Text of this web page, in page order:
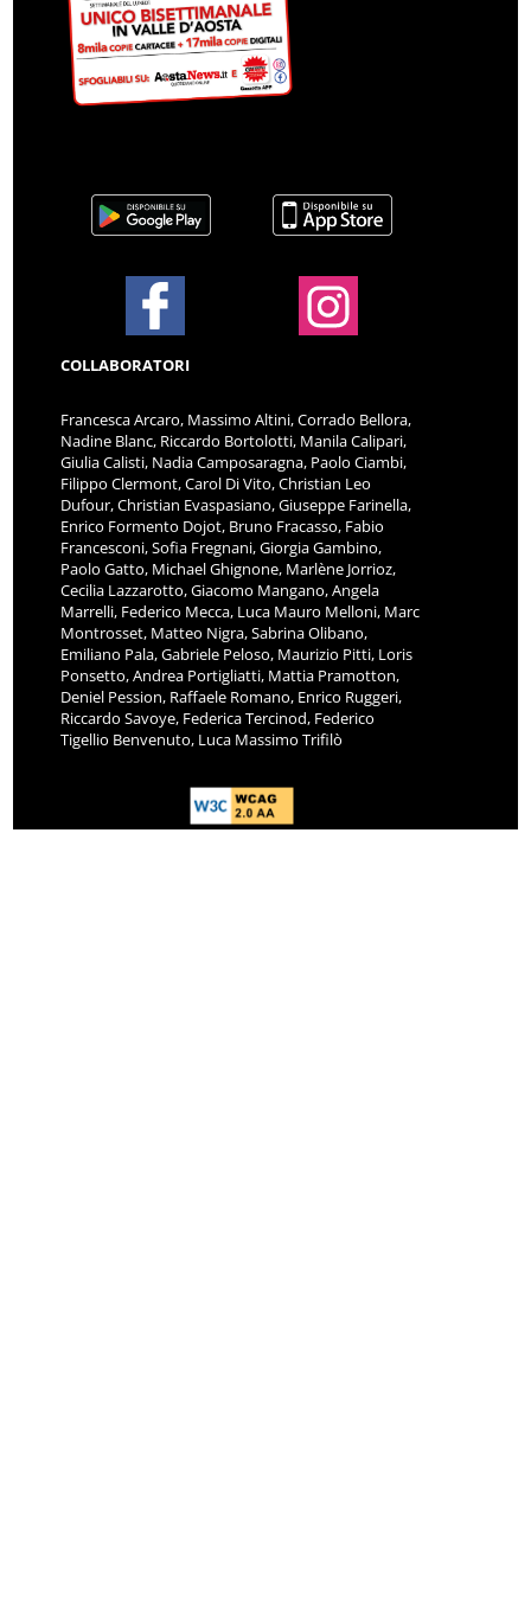
COLLABORATORI
Francesca Arcaro, Massimo Altini, Corrado Bellora,
Nadine Blanc, Riccardo Bortolotti, Manila Calipari,
Giulia Calisti, Nadia Camposaragna, Paolo Ciambi,
Filippo Clermont, Carol Di Vito, Christian Leo
Dufour, Christian Evaspasiano, Giuseppe Farinella,
Enrico Formento Dojot, Bruno Fracasso, Fabio
Francesconi, Sofia Fregnani, Giorgia Gambino,
Paolo Gatto, Michael Ghignone, Marlène Jorrioz,
Cecilia Lazzarotto, Giacomo Mangano, Angela
Marrelli, Federico Mecca, Luca Mauro Melloni, Marc
Montrosset, Matteo Nigra, Sabrina Olibano,
Emiliano Pala, Gabriele Peloso, Maurizio Pitti, Loris
Ponsetto, Andrea Portigliatti, Mattia Pramotton,
Deniel Pession, Raffaele Romano, Enrico Ruggeri,
Riccardo Savoye, Federica Tercinod, Federico
Tigellio Benvenuto, Luca Massimo Trifilò